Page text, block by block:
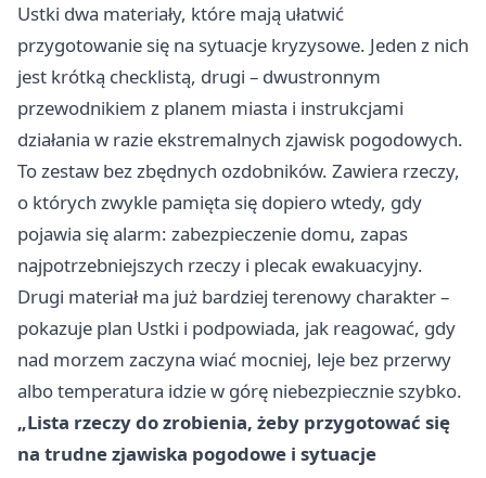
Ustki dwa materiały, które mają ułatwić
przygotowanie się na sytuacje kryzysowe. Jeden z nich
jest krótką checklistą, drugi – dwustronnym
przewodnikiem z planem miasta i instrukcjami
działania w razie ekstremalnych zjawisk pogodowych.
To zestaw bez zbędnych ozdobników. Zawiera rzeczy,
o których zwykle pamięta się dopiero wtedy, gdy
pojawia się alarm: zabezpieczenie domu, zapas
najpotrzebniejszych rzeczy i plecak ewakuacyjny.
Drugi materiał ma już bardziej terenowy charakter –
pokazuje plan Ustki i podpowiada, jak reagować, gdy
nad morzem zaczyna wiać mocniej, leje bez przerwy
albo temperatura idzie w górę niebezpiecznie szybko.
„Lista rzeczy do zrobienia, żeby przygotować się
na trudne zjawiska pogodowe i sytuacje